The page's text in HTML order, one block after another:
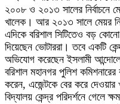
২০০৮ ও ২০১৩ সালের নির্বাচনে
খালেক। আর ২০১৩ সালে মেয়র
এদিকে বরিশাল সিটিতেও বড়
দিয়েছেন ভোটাররা। তবে একটি
অভিযোগ করেছেন ইসলামী
বরিশাল মহানগর পুলিশ কমিশনারের
করেন, এজেন্টকে বের করে দেওয়ার
বিদ্যালয় কেন্দ্র পরিদর্শনে গেলে